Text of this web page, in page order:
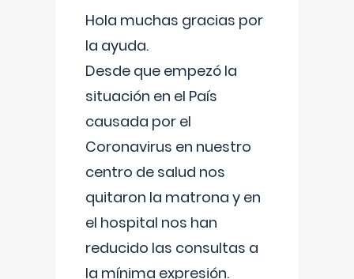
Hola muchas gracias por
la ayuda.
Desde que empezó la
situación en el País
causada por el
Coronavirus en nuestro
centro de salud nos
quitaron la matrona y en
el hospital nos han
reducido las consultas a
la mínima expresión.